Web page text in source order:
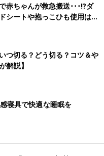
赤ちゃんが救急搬送･･･!?ダ
シートや抱っこひも使用は危
つ切る？どう切る？コツ＆や
解説】
寝具で快適な睡眠を